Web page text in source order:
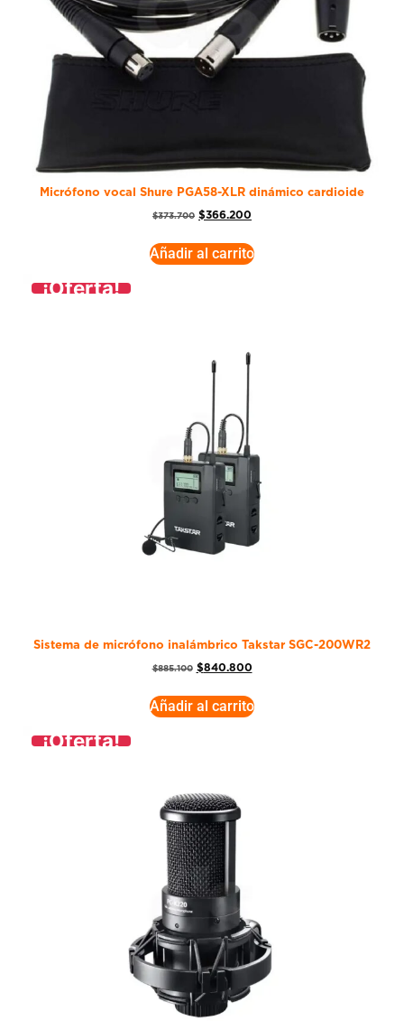
Micrófono vocal Shure PGA58-XLR dinámico cardioide
$373.700 $366.200
Añadir al carrito
¡Oferta!
Sistema de micrófono inalámbrico Takstar SGC-200WR2
$885.100 $840.800
Añadir al carrito
¡Oferta!